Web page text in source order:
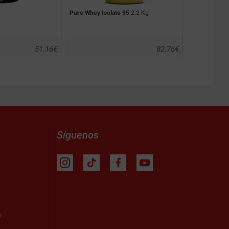
€
51.16
Pure Whey Isolate 95 2.2 Kg
€
82.76
Síguenos